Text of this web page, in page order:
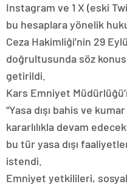
Instagram ve 1 X (eski
bu hesaplara yönelik
Ceza Hakimliği’nin 29
doğrultusunda söz
getirildi.
Kars Emniyet
“Yasa dışı bahis ve
kararlılıkla devam
bu tür yasa dışı
istendi.
Emniyet yetkilileri,